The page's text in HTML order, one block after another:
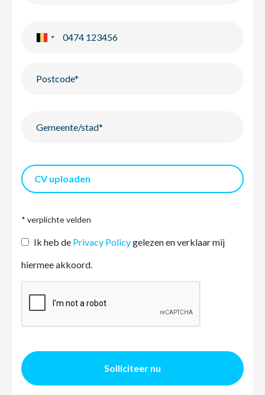
CV uploaden
* verplichte velden
Ik heb de Privacy Policygelezen en verklaar mij
hiermee akkoord.
Solliciteer nu